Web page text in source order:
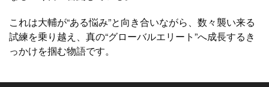
これは大輔が“ある悩み”と向き合いながら、数々襲い来る
試練を乗り越え、真の“グローバルエリート”へ成長するき
っかけを掴む物語です。